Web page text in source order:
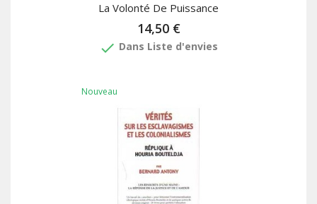
La Volonté De Puissance
14,50 €
done Dans Liste d'envies
Nouveau